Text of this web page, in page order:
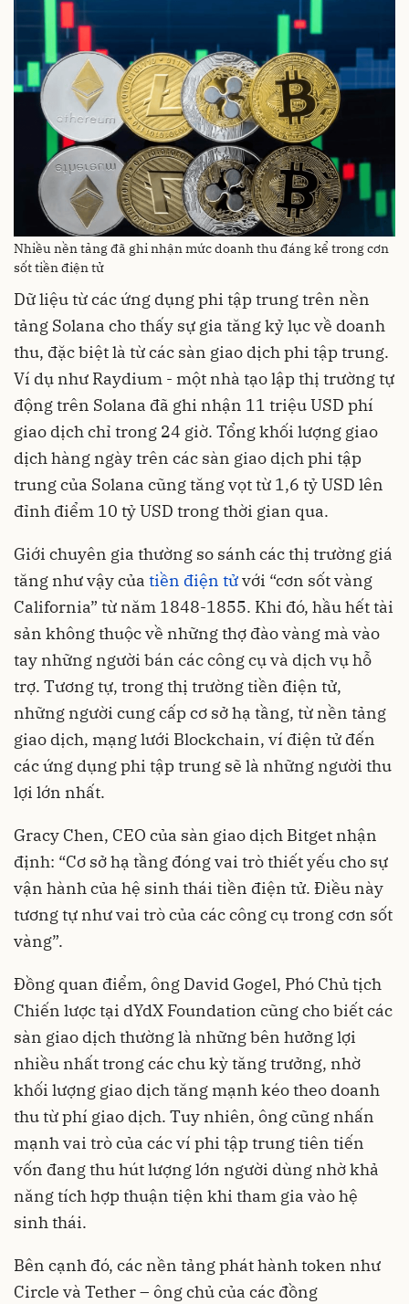
Nhiều nền tảng đã ghi nhận mức doanh thu đáng kể trong cơn
sốt tiền điện tử
Dữ liệu từ các ứng dụng phi tập trung trên nền
tảng Solana cho thấy sự gia tăng kỷ lục về doanh
thu, đặc biệt là từ các sàn giao dịch phi tập trung.
Ví dụ như Raydium - một nhà tạo lập thị trường tự
động trên Solana đã ghi nhận 11 triệu USD phí
giao dịch chỉ trong 24 giờ. Tổng khối lượng giao
dịch hàng ngày trên các sàn giao dịch phi tập
trung của Solana cũng tăng vọt từ 1,6 tỷ USD lên
đỉnh điểm 10 tỷ USD trong thời gian qua.
Giới chuyên gia thường so sánh các thị trường giá
tăng như vậy của tiền điện tửvới “cơn sốt vàng
California” từ năm 1848-1855. Khi đó, hầu hết tài
sản không thuộc về những thợ đào vàng mà vào
tay những người bán các công cụ và dịch vụ hỗ
trợ. Tương tự, trong thị trường tiền điện tử,
những người cung cấp cơ sở hạ tầng, từ nền tảng
giao dịch, mạng lưới Blockchain, ví điện tử đến
các ứng dụng phi tập trung sẽ là những người thu
lợi lớn nhất.
Gracy Chen, CEO của sàn giao dịch Bitget nhận
định: “Cơ sở hạ tầng đóng vai trò thiết yếu cho sự
vận hành của hệ sinh thái tiền điện tử. Điều này
tương tự như vai trò của các công cụ trong cơn sốt
vàng”.
Đồng quan điểm, ông David Gogel, Phó Chủ tịch
Chiến lược tại dYdX Foundation cũng cho biết các
sàn giao dịch thường là những bên hưởng lợi
nhiều nhất trong các chu kỳ tăng trưởng, nhờ
khối lượng giao dịch tăng mạnh kéo theo doanh
thu từ phí giao dịch. Tuy nhiên, ông cũng nhấn
mạnh vai trò của các ví phi tập trung tiên tiến
vốn đang thu hút lượng lớn người dùng nhờ khả
năng tích hợp thuận tiện khi tham gia vào hệ
sinh thái.
Bên cạnh đó, các nền tảng phát hành token như
Circle và Tether – ông chủ của các đồng